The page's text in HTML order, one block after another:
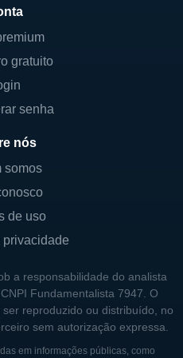
não só a satisfação,
o que tem se
de uma base
de produtos, a
buscam expandir
empréstimos
crédito, além de
financeira para ajudar
gratuito
senha
nós
somos
de uso
privacidade
a responsabilidade do analista
Fundamentalista 7947. O
reproduzido ou distribuído, no
sem autorização expressa.
em informações públicas, como